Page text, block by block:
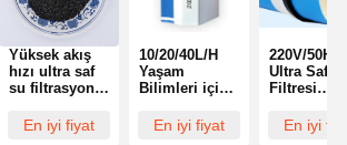
Yüksek akış
hızı ultra saf
su filtrasyon
Ters osmose
yöntemi
En iyi fiyat
10/20/40L/H
Yaşam
Bilimleri için
Makinesi
En iyi fiyat
220V/50Hz
Ultra Saf
Filtresi
Su
Sistemleri
En iyi